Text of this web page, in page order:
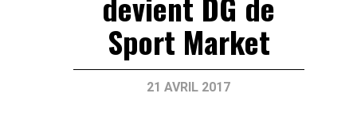
Sport Market
21 AVRIL 2017